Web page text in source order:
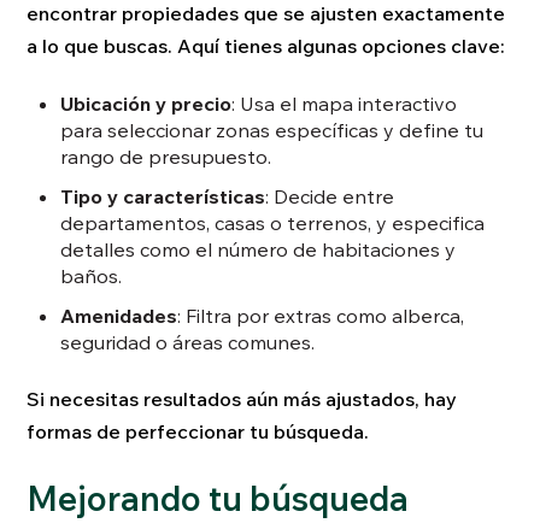
encontrar propiedades que se ajusten exactamente
a lo que buscas. Aquí tienes algunas opciones clave:
Ubicación y precio: Usa el mapa interactivo
para seleccionar zonas específicas y define tu
rango de presupuesto.
Tipo y características: Decide entre
departamentos, casas o terrenos, y especifica
detalles como el número de habitaciones y
baños.
Amenidades: Filtra por extras como alberca,
seguridad o áreas comunes.
Si necesitas resultados aún más ajustados, hay
formas de perfeccionar tu búsqueda.
Mejorando tu búsqueda